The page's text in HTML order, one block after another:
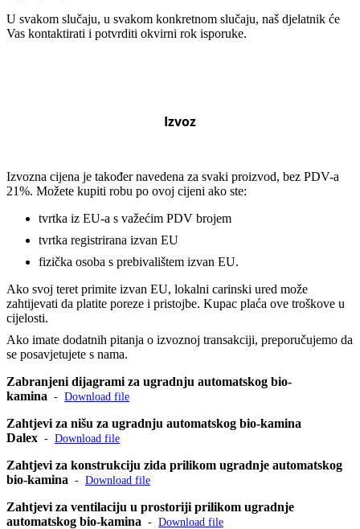
U svakom slučaju, u svakom konkretnom slučaju, naš djelatnik će
Vas kontaktirati i potvrditi okvirni rok isporuke.
Izvoz
Izvozna cijena je također navedena za svaki proizvod, bez PDV-a
21%. Možete kupiti robu po ovoj cijeni ako ste:
tvrtka iz EU-a s važećim PDV brojem
tvrtka registrirana izvan EU
fizička osoba s prebivalištem izvan EU.
Ako svoj teret primite izvan EU, lokalni carinski ured može
zahtijevati da platite poreze i pristojbe. Kupac plaća ove troškove u
cijelosti.
Ako imate dodatnih pitanja o izvoznoj transakciji, preporučujemo da
se posavjetujete s nama.
Zabranjeni dijagrami za ugradnju automatskog bio-
kamina - Download file
Zahtjevi za nišu za ugradnju automatskog bio-kamina
Dalex - Download file
Zahtjevi za konstrukciju zida prilikom ugradnje automatskog
bio-kamina - Download file
Zahtjevi za ventilaciju u prostoriji prilikom ugradnje
automatskog bio-kamina - Download file